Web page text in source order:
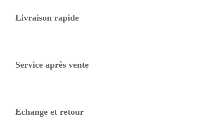
Livraison rapide
Service après vente
Echange et retour